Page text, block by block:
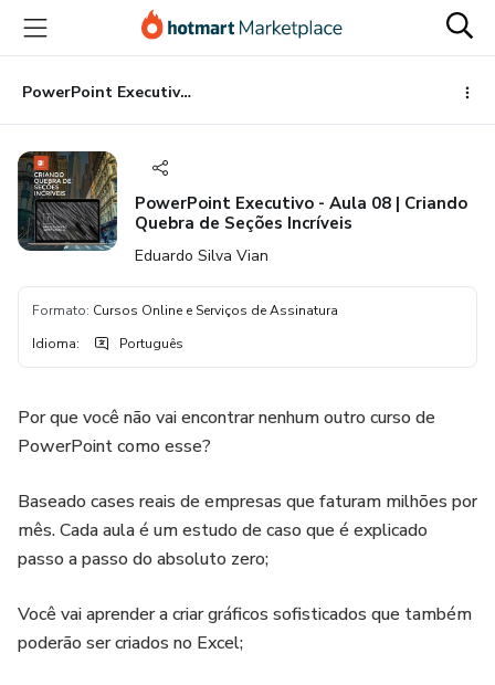
para
conteúdo
principal
para
pagamento
para
rodapé
PowerPoint Executivo - Aula 08 | Criando Quebra de Seções Incríveis
PowerPoint Executivo - Aula 08 | Criando
Quebra de Seções Incríveis
Eduardo Silva Vian
Formato: Cursos Online e Serviços de Assinatura
Idioma: Português
Por que você não vai encontrar nenhum outro curso de
PowerPoint como esse?
Baseado cases reais de empresas que faturam milhões por
mês. Cada aula é um estudo de caso que é explicado
passo a passo do absoluto zero;
Você vai aprender a criar gráficos sofisticados que também
poderão ser criados no Excel;